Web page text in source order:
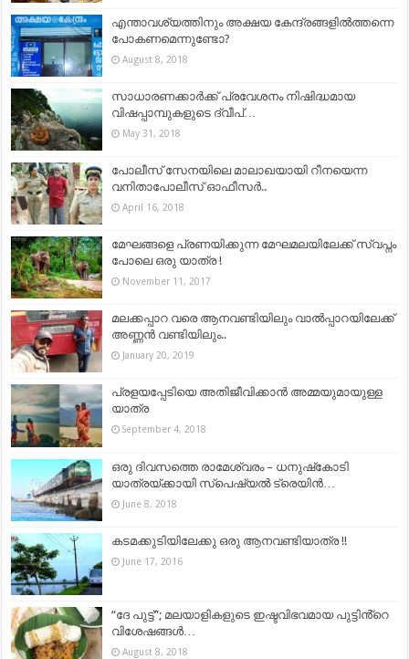
എന്താവശ്യത്തിനും അക്ഷയ കേന്ദ്രങ്ങളിൽത്തന്നെ
പോകണമെന്നുണ്ടോ?
August 8, 2018
സാധാരണക്കാർക്ക് പ്രവേശനം നിഷിദ്ധമായ
വിഷപ്പാമ്പുകളുടെ ദ്വീപ്…
May 31, 2018
പോലീസ് സേനയിലെ മാലാഖയായി റീനയെന്ന
വനിതാപോലീസ് ഓഫീസര്‍..
April 16, 2018
മേഘങ്ങളെ പ്രണയിക്കുന്ന മേഘമലയിലേക്ക് സ്വപ്നം
പോലെ ഒരു യാത്ര !
November 11, 2017
മലക്കപ്പാറ വരെ ആനവണ്ടിയിലും വാൽപ്പാറയിലേക്ക്
അണ്ണൻ വണ്ടിയിലും..
January 20, 2019
പ്രളയപ്പേടിയെ അതിജീവിക്കാൻ അമ്മയുമായുള്ള
യാത്ര
September 4, 2018
ഒരു ദിവസത്തെ രാമേശ്വരം – ധനുഷ്‌കോടി
യാത്രയ്ക്കായി സ്പെഷ്യൽ ട്രെയിൻ…
June 8, 2018
കടമക്കുടിയിലേക്കു ഒരു ആനവണ്ടിയാത്ര !!
June 17, 2016
“ദേ പുട്ട്”; മലയാളികളുടെ ഇഷ്ടവിഭവമായ പുട്ടിൻ്റെ
വിശേഷങ്ങൾ…
August 8, 2018